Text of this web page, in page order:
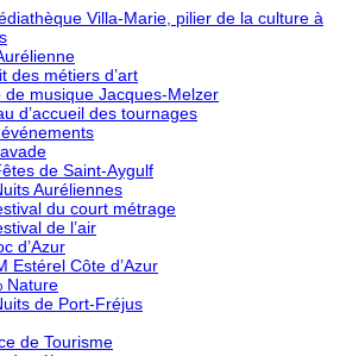
Villa-Marie, pilier de la culture à
des métiers d’art
de musique Jacques-Melzer
d’accueil des tournages
de Saint-Aygulf
Auréliennes
du court métrage
de l’air
d’Azur
Estérel Côte d’Azur
Nature
de Port-Fréjus
de Tourisme